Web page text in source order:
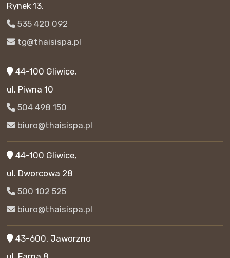
Rynek 13,
535 420 092
tg@thaisispa.pl
44-100 Gliwice,
ul. Piwna 10
504 498 150
biuro@thaisispa.pl
44-100 Gliwice,
ul. Dworcowa 28
500 102 525
biuro@thaisispa.pl
43-600, Jaworzno